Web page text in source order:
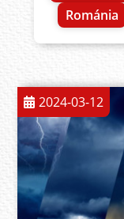
Románia
2024-03-12